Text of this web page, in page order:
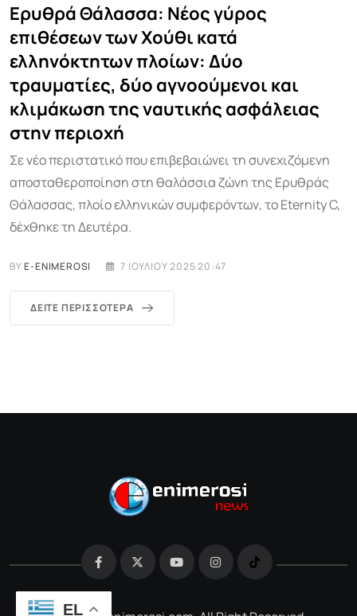
Ερυθρά Θάλασσα: Νέος γύρος
επιθέσεων των Χούθι κατά
ελληνόκτητων πλοίων: Δύο
τραυματίες, δύο αγνοούμενοι και
κλιμάκωση της ναυτικής ασφάλειας
στην περιοχή
Σε νέο περιστατικό που επιβεβαιώνει τη συνεχιζόμενη
αποσταθεροποίηση στη θαλάσσια ζώνη της Ερυθράς
Θάλασσας, πλοίο ελληνικών συμφερόντων, το Eternity C,
δέχθηκε τη Δευτέρα.
BYE-ENIMEROSI 7 ΙΟΥΛΊΟΥ 2025 20:47
ΔΕΊΤΕ ΠΕΡΙΣΣΌΤΕΡΑ
EL